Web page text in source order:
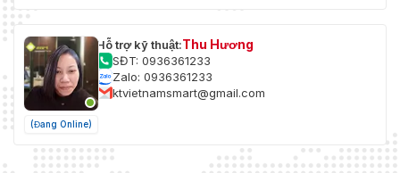
(Đang Online)
Hỗ trợ kỹ thuật:Thu Hương
SĐT: 0936361233
Zalo: 0936361233
ktvietnamsmart@gmail.com